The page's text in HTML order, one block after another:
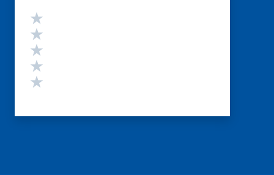
Valutazione